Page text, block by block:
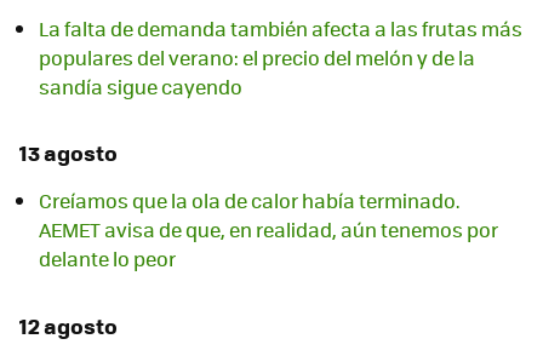
La falta de demanda también afecta a las frutas más
populares del verano: el precio del melón y de la
sandía sigue cayendo
13 agosto
Creíamos que la ola de calor había terminado.
AEMET avisa de que, en realidad, aún tenemos por
delante lo peor
12 agosto